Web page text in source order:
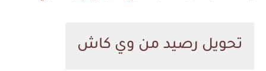
تحويل رصيد من وي كاش